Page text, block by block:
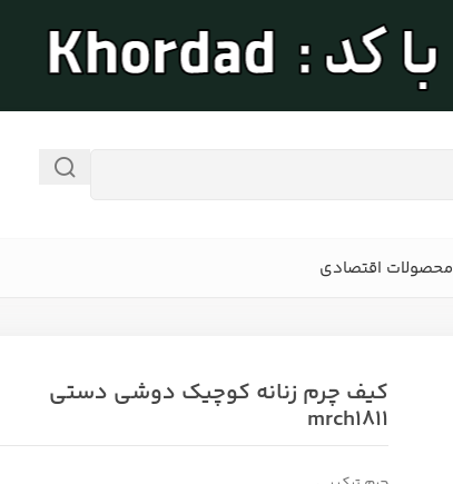
محصولات اقتصادی
کیف چرم زنانه کوچیک دوشی دستی
mrch1811